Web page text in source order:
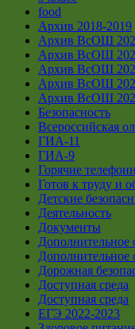
food
Архив 2018-2019
Архив ВсОШ
Архив ВсОШ
Архив ВсОШ
Архив ВсОШ
Архив ВсОШ
Безопасность
Всероссийская
ГИА-11
ГИА-9
Горячие
Готов к труду и
Детские
Деятельность
Документы
Дополнительное
Дополнительное
Дорожная
Доступная среда
Доступная среда
ЕГЭ 2022-2023